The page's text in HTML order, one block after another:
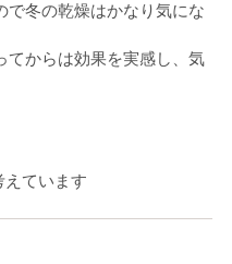
で冬の乾燥はかなり気にな
てからは効果を実感し、気
ています